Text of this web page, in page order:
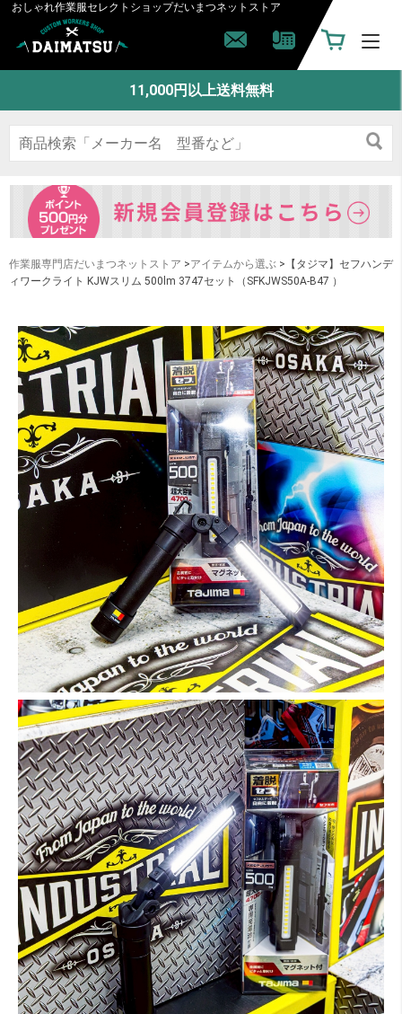
おしゃれ作業服セレクトショップだいまつネットストア
11,000円以上送料無料
作業服専門店だいまつネットストア >アイテムから選ぶ >【タジマ】セフハンデ
ィワークライト KJWスリム 500lm 3747セット（SFKJWS50A-B47 ）